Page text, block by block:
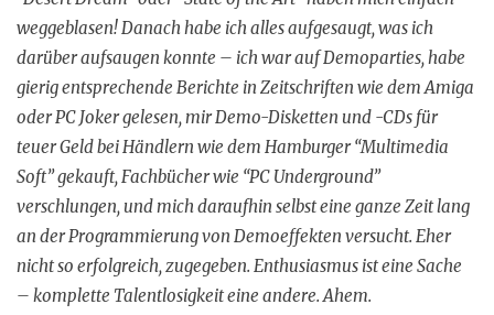
weggeblasen! Danach habe ich alles aufgesaugt, was ich
darüber aufsaugen konnte – ich war auf Demoparties, habe
gierig entsprechende Berichte in Zeitschriften wie dem Amiga
oder PC Joker gelesen, mir Demo-Disketten und -CDs für
teuer Geld bei Händlern wie dem Hamburger “Multimedia
Soft” gekauft, Fachbücher wie “PC Underground”
verschlungen, und mich daraufhin selbst eine ganze Zeit lang
an der Programmierung von Demoeffekten versucht. Eher
nicht so erfolgreich, zugegeben. Enthusiasmus ist eine Sache
– komplette Talentlosigkeit eine andere. Ahem.